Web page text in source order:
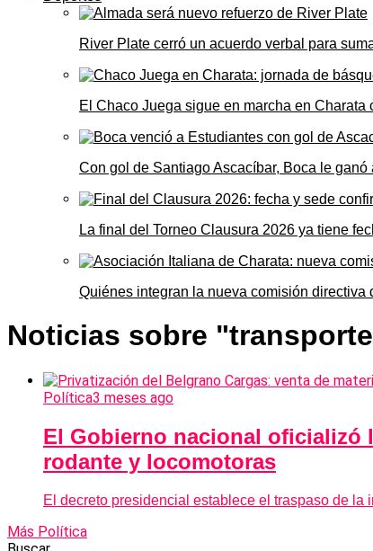
River Plate cerró un acuerdo verbal para
El Chaco Juega sigue en marcha en
Con gol de Santiago Ascacíbar, Boca le
La final del Torneo Clausura 2026 ya tiene
Quiénes integran la nueva comisión
Noticias sobre
Política3 meses ago
El Gobierno nacional oficializó
rodante y locomotoras
El decreto presidencial establece el traspaso de
Más Política